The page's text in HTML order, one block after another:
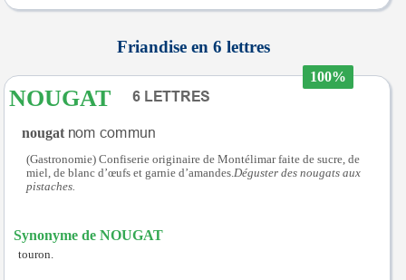
Friandise en 6 lettres
100%
NOUGAT
nougat
(Gastronomie) Confiserie originaire de Montélimar faite de sucre, de
miel, de blanc d’œufs et garnie d’amandes. Déguster des nougats aux
pistaches.
Synonyme de NOUGAT
touron.